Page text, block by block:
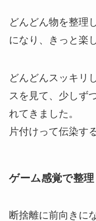
どんどん物を整理
になり、きっと楽
どんどんスッキリ
スを見て、少しず
れてきました。
片付けって伝染す
ゲーム感覚で整理
断捨離に前向きに